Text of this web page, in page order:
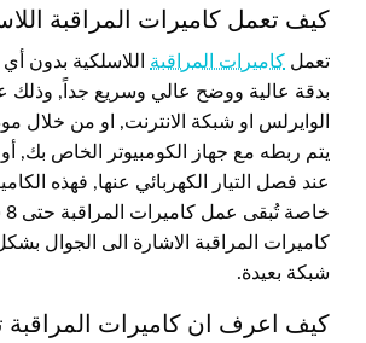
كيف تعمل كاميرات المراقبة
تعمل كاميرات المراقبة اللاسلكية بدون
بدقة عالية ووضح عالي وسريع جداً,
الوايرلس او شبكة الانترنت, او من خلال
يتم ربطه مع جهاز الكومبيوتر الخاص بك,
عند فصل التيار الكهربائي عنها, فهذه
كاميرات المراقبة الاشارة الى الجوال
شبكة بعيدة.
كيف اعرف ان كاميرات المراقبة